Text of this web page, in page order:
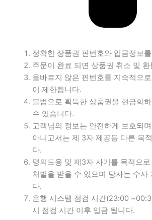
정확한 상품권 핀번호와 입금정보
주문이 완료 되면 상품권 취소 및
올바르지 않은 핀번호를 지속적으
이 제한됩니다.
불법으로 획득한 상품권을 현금화
수 있습니다.
고객님의 정보는 안전하게 보호되
아니고서는 제 3자 제공등 다른 목
다.
명의도용 및 제3자 사기를 목적으
처벌을 받을 수 있으며 당사는 수사
다.
은행 시스템 점검 시간(23:00
시 점검 시간 이후 입금 됩니다.